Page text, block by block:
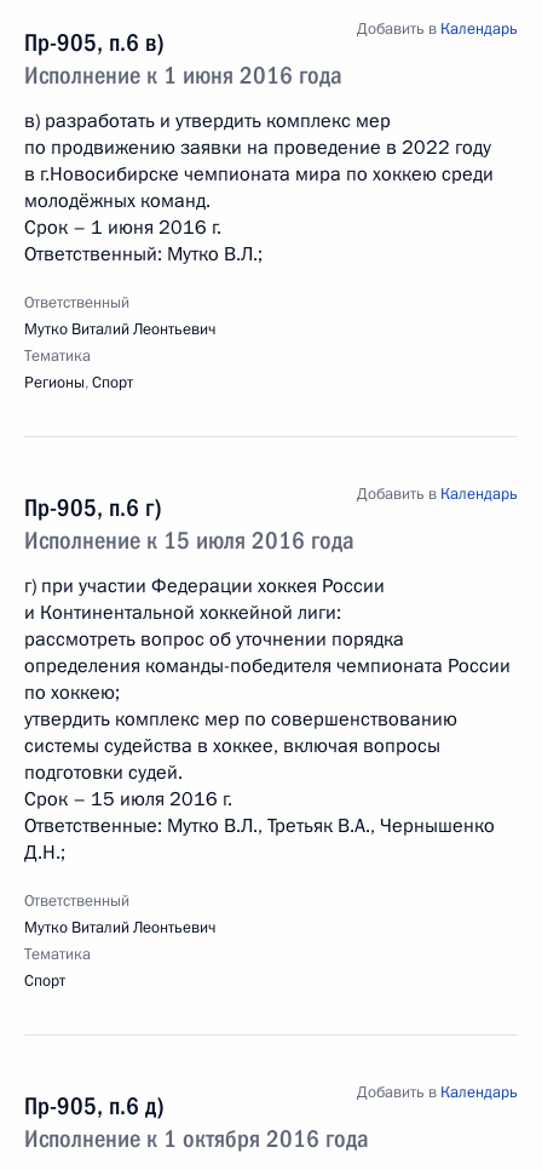
Пр-905, п.6 в)
Исполнение к 1 июня 2016 года
Добавить в Календарь
в) разработать и утвердить комплекс мер
по продвижению заявки на проведение в 2022 году
в г.Новосибирске чемпионата мира по хоккею среди
молодёжных команд.
Срок – 1 июня 2016 г.
Ответственный: Мутко В.Л.;
Ответственный
Мутко Виталий Леонтьевич
Тематика
Регионы,Спорт
Пр-905, п.6 г)
Исполнение к 15 июля 2016 года
Добавить в Календарь
г) при участии Федерации хоккея России
и Континентальной хоккейной лиги:
рассмотреть вопрос об уточнении порядка
определения команды-победителя чемпионата России
по хоккею;
утвердить комплекс мер по совершенствованию
системы судейства в хоккее, включая вопросы
подготовки судей.
Срок – 15 июля 2016 г.
Ответственные: Мутко В.Л., Третьяк В.А., Чернышенко
Д.Н.;
Ответственный
Мутко Виталий Леонтьевич
Тематика
Спорт
Пр-905, п.6 д)
Исполнение к 1 октября 2016 года
Добавить в Календарь